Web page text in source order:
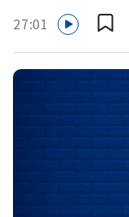
縣。在智慧農業、
推動下，嘉義縣政
鄉子弟不僅能「回
迎向黃金十年的發
縣長翁章梁、立法
河、紙風車劇團創
許喻理。帶你深入
型故事，讀懂這段
十年的發展藍圖！
立的科技版圖中搶
27:01